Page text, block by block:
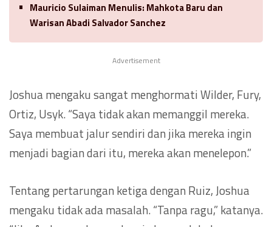
Mauricio Sulaiman Menulis: Mahkota Baru dan
Warisan Abadi Salvador Sanchez
Advertisement
Joshua mengaku sangat menghormati Wilder, Fury,
Ortiz, Usyk. “Saya tidak akan memanggil mereka.
Saya membuat jalur sendiri dan jika mereka ingin
menjadi bagian dari itu, mereka akan menelepon.”
Tentang pertarungan ketiga dengan Ruiz, Joshua
mengaku tidak ada masalah. “Tanpa ragu,” katanya.